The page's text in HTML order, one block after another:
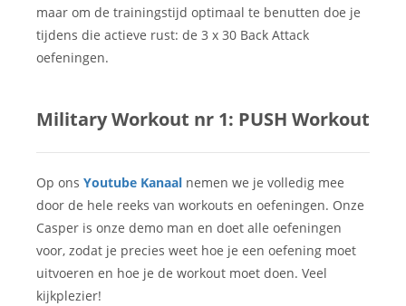
maar om de trainingstijd optimaal te benutten doe je
tijdens die actieve rust: de 3 x 30 Back Attack
oefeningen.
Military Workout nr 1: PUSH Workout
Op ons Youtube Kanaal nemen we je volledig mee
door de hele reeks van workouts en oefeningen. Onze
Casper is onze demo man en doet alle oefeningen
voor, zodat je precies weet hoe je een oefening moet
uitvoeren en hoe je de workout moet doen. Veel
kijkplezier!